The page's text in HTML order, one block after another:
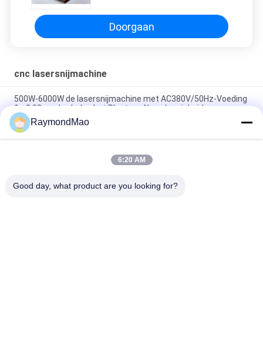
Doorgaan
cnc lasersnijmachine
500W-6000W de lasersnijmachine met AC380V/50Hz-Voeding
& ±0.02mm herhalen het Plaatsen Nauwkeurigheid
Hoge snelheid 500W - 6000W-Lasersnijmachine voor het
Plaatsen ±0.03mm Nauwkeurigheid
5*10 voeten die de Auto Geruilde Snijder van de de Vezellaser
RaymondMao
6:20 AM
Good day, what product are you looking for?